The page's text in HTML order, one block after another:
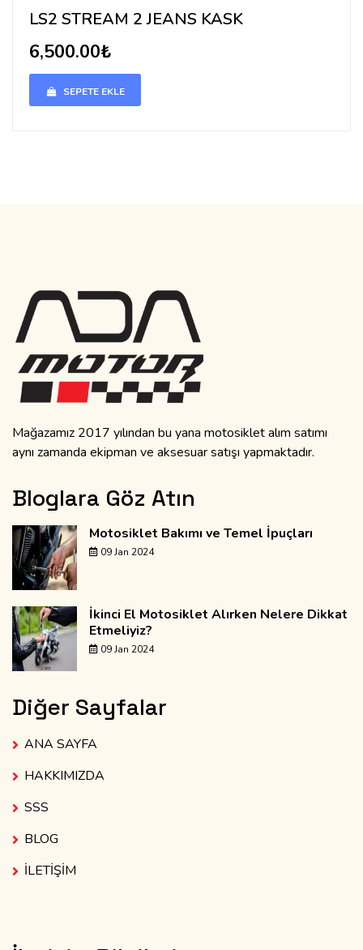
LS2 STREAM 2 JEANS KASK
6,500.00₺
SEPETE EKLE
Mağazamız 2017 yılından bu yana motosiklet alım satımı
aynı zamanda ekipman ve aksesuar satışı yapmaktadır.
Bloglara Göz Atın
Motosiklet Bakımı ve Temel İpuçları
09 Jan 2024
İkinci El Motosiklet Alırken Nelere Dikkat
Etmeliyiz?
09 Jan 2024
Diğer Sayfalar
ANA SAYFA
HAKKIMIZDA
SSS
BLOG
İLETİŞİM